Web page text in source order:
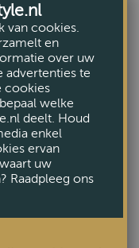
warmte
met
klep
met
van cookies.
en
over uw
advertenties te
cookies
welke
deelt. Houd
enkel
ervan
uw
Raadpleeg ons